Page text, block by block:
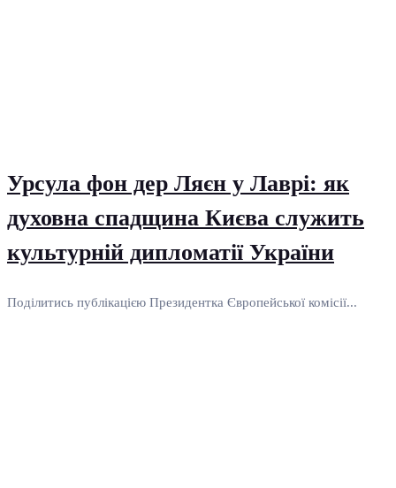
Урсула фон дер Ляєн у Лаврі: як
духовна спадщина Києва служить
культурній дипломатії України
Поділитись публікацією Президентка Європейської комісії...